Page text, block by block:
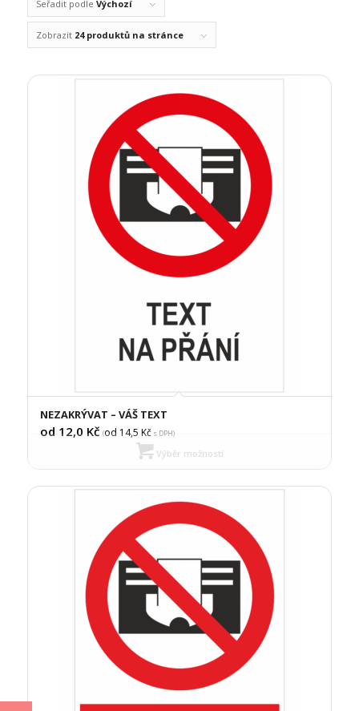
Seřadit podle Výchozí
Zobrazit 24 produktů na stránce
NEZAKRÝVAT – VÁŠ TEXT
od 12,0 Kč (od 14,5 Kčs DPH)
Výběr možností